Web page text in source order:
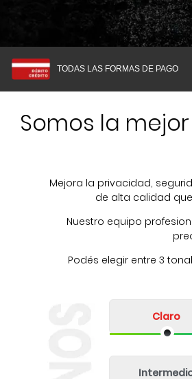
TODAS LAS FORMAS DE PAGO
Somos la
Mejora la privacidad,
de alta calidad
Nuestro equipo
Podés elegir entre 3
Claro